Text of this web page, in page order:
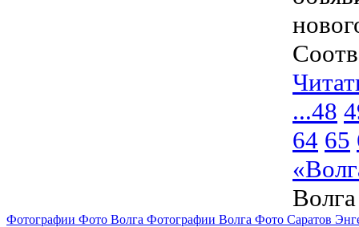
...48
64 65
Волга
Фотографии Фото Волга Фотографии Волга Фото Саратов